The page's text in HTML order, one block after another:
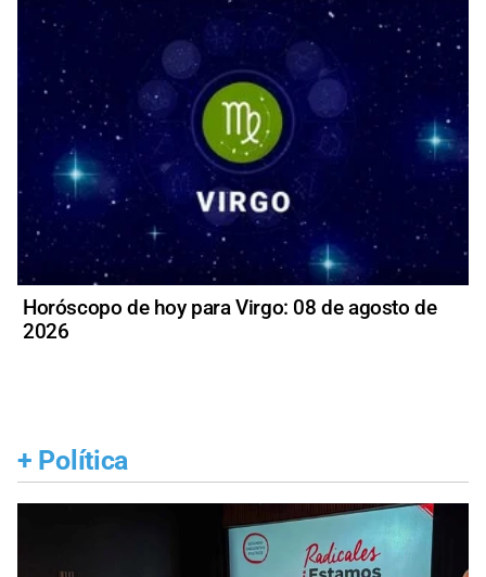
Horóscopo de hoy para Virgo: 08 de agosto de
2026
+ Política